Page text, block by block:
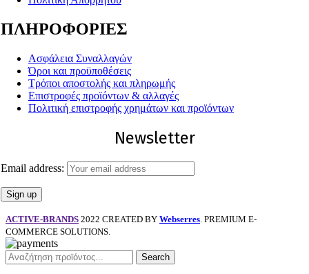
ΠΛΗΡΟΦΟΡΙΕΣ
Ασφάλεια Συναλλαγών
Όροι και προϋποθέσεις
Τρόποι αποστολής και πληρωμής
Επιστροφές προϊόντων & αλλαγές
Πολιτική επιστροφής χρημάτων και προϊόντων
Newsletter
Email address:
ACTIVE-BRANDS 2022 CREATED BY Webserres . PREMIUM E-
COMMERCE SOLUTIONS.
Search